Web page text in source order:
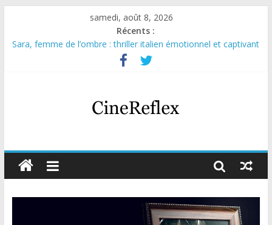
samedi, août 8, 2026
Récents :
Sara, femme de l’ombre : thriller italien émotionnel et captivant
Journal d’une fille larguée : nouvelle série suédoise sur Netflix
Aema : mini-série sur le tournage d’un film érotique devenu
Glass Heart : excellente série musicale avec Takeru Satō
Olympo, saison 1 : nouvelle série qui séduira les fans de